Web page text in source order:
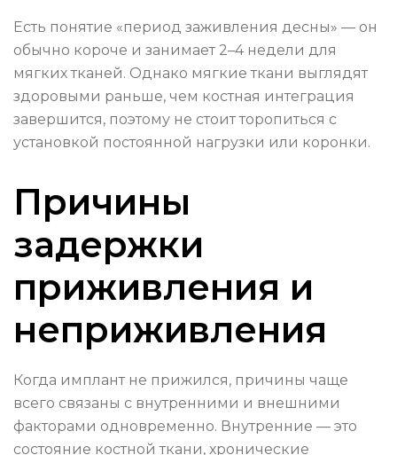
Есть понятие «период заживления десны» — он
обычно короче и занимает 2–4 недели для
мягких тканей. Однако мягкие ткани выглядят
здоровыми раньше, чем костная интеграция
завершится, поэтому не стоит торопиться с
установкой постоянной нагрузки или коронки.
Причины
задержки
приживления и
неприживления
Когда имплант не прижился, причины чаще
всего связаны с внутренними и внешними
факторами одновременно. Внутренние — это
состояние костной ткани, хронические